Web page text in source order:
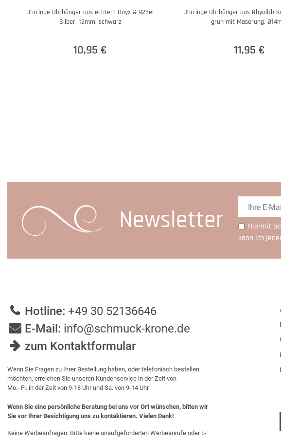
Ohrringe Ohrhänger aus echtem Onyx & 925er
Silber, 12mm, schwarz
10,95 €
Ohrringe Ohrhänger aus Rhyolith
grün mit Maserung,
11,95 €
Newsletter Hiermit
kann ich
Hotline: +49 30 52136646
E-Mail: info@schmuck-krone.de
zum Kontaktformular
Wenn Sie Fragen zu Ihrer Bestellung haben, oder telefonisch bestellen
möchten, erreichen Sie unseren Kundenservice in der Zeit von
Mo.- Fr. in der Zeit von 9-18 Uhr und Sa. von 9-14 Uhr
Wenn Sie eine persönliche Beratung bei uns vor Ort wünschen, bitten wir
Sie vor Ihrer Besichtigung uns zu kontaktieren. Vielen Dank!
Keine Werbeanfragen: Bitte keine unaufgeforderten Werbeanrufe oder E-